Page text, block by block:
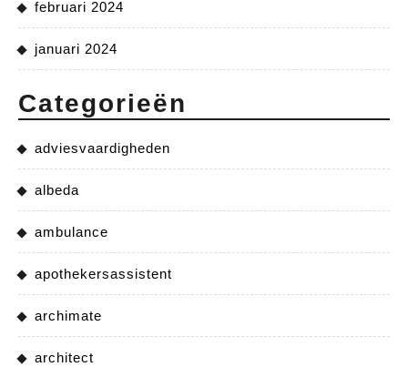
februari 2024
januari 2024
Categorieën
adviesvaardigheden
albeda
ambulance
apothekersassistent
archimate
architect